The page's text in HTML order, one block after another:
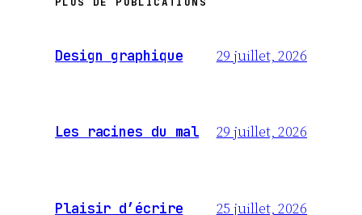
Design graphique 29 juillet, 2026
Les racines du mal 29 juillet, 2026
Plaisir d’écrire 25 juillet, 2026